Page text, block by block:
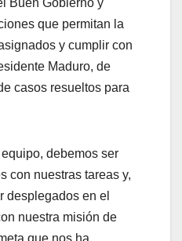
Buen Gobierno y
que permitan la
y cumplir con
Maduro, de
casos resueltos para
debemos ser
con nuestras tareas y,
desplegados en el
nuestra misión de